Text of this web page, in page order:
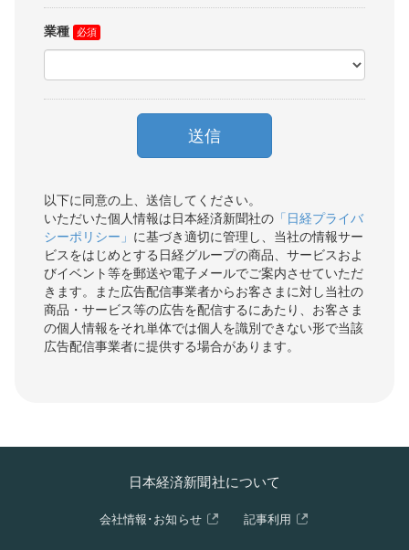
業種
以下に同意の上、送信してください。
いただいた個人情報は日本経済新聞社の 「日経プライバ
シーポリシー」 に基づき適切に管理し、当社の情報サー
ビスをはじめとする日経グループの商品、サービスおよ
びイベント等を郵送や電子メールでご案内させていただ
きます。また広告配信事業者からお客さまに対し当社の
商品・サービス等の広告を配信するにあたり、お客さま
の個人情報をそれ単体では個人を識別できない形で当該
広告配信事業者に提供する場合があります。
日本経済新聞社について
会社情報･お知らせ 記事利用